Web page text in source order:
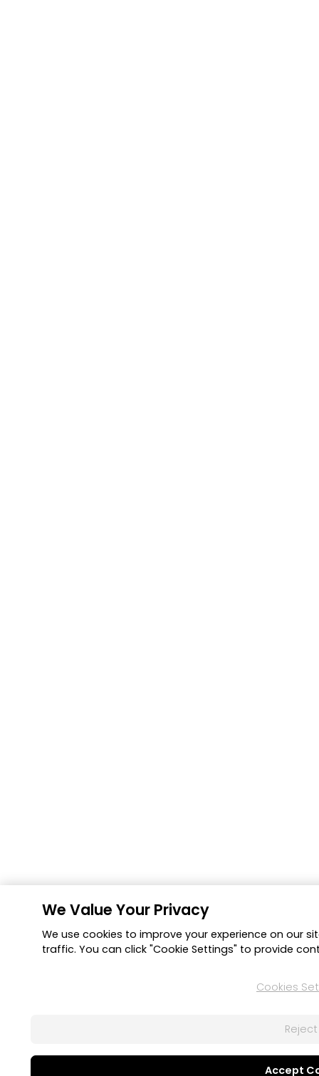
We Value Your Privacy
We use cookies to improve your experience on our
traffic. You can click "Cookie Settings" to provide
Cookies
Reject
Accept